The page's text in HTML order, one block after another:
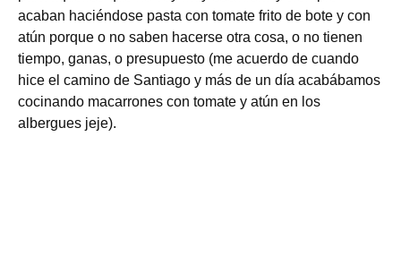
acaban haciéndose pasta con tomate frito de bote y con
atún porque o no saben hacerse otra cosa, o no tienen
tiempo, ganas, o presupuesto (me acuerdo de cuando
hice el camino de Santiago y más de un día acabábamos
cocinando macarrones con tomate y atún en los
albergues jeje).